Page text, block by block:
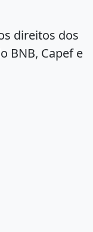
direitos dos
BNB, Capef e